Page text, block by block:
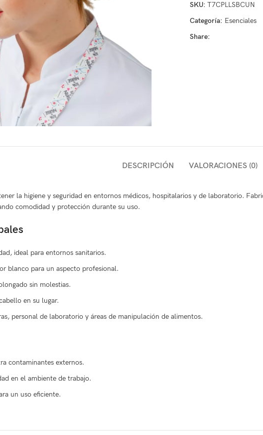
SKU: T7CPLLSBCUN
Categoría: Esenciales
Share:
DESCRIPCIÓN VALORACIONES (0)
la higiene y seguridad en entornos médicos, hospitalarios y de laboratorio.
comodidad y protección durante su uso.
ideal para entornos sanitarios.
blanco para un aspecto profesional.
sin molestias.
en su lugar.
personal de laboratorio y áreas de manipulación de alimentos.
contaminantes externos.
en el ambiente de trabajo.
un uso eficiente.